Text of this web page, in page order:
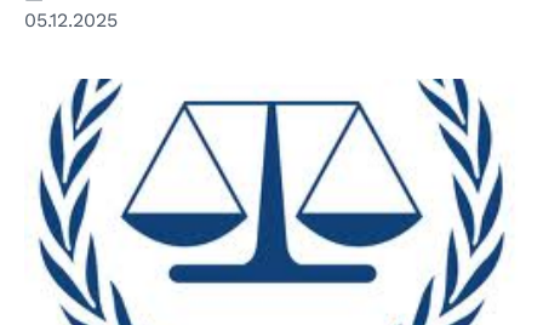
05.12.2025